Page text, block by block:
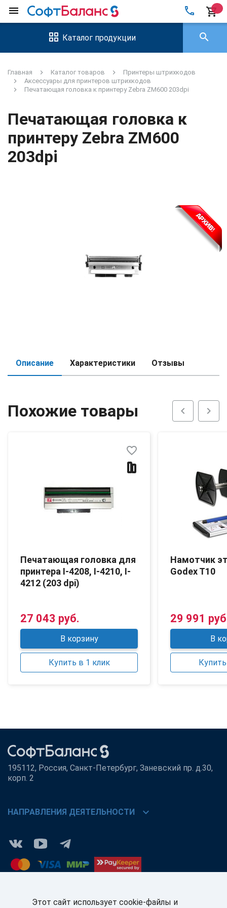
menu local_phone shopping_cart
Каталог продукции search
Главная Каталог товаров
Принтеры штрихкодов
Аксессуары для принтеров штрихкодов
Печатающая головка к принтеру Zebra ZM600 203dpi
Печатающая головка к
принтеру Zebra ZM600
203dpi
Описание Характеристики Отзывы
Похожие товары chevron_left chevron_right
Печатающая головка для
принтера I-4208, I-4210, I-
4212 (203 dpi)
favorite_border
27 043 руб.
В корзину
Купить в 1 клик
Намотчик
Godex T10
29 991
В
195112, Россия, Санкт-Петербург, Заневский пр. д.30,
корп. 2
НАПРАВЛЕНИЯ ДЕЯТЕЛЬНОСТИ chevron_right
Этот сайт использует cookie-файлы и